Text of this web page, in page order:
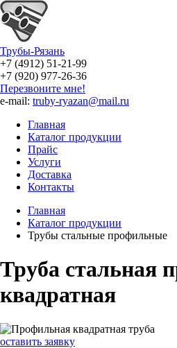
Трубы-Рязань
+7 (4912) 51-21-99
+7 (920) 977-26-36
Перезвоните мне!
e-mail: truby-ryazan@mail.ru
Главная
Каталог продукции
Прайс
Услуги
Доставка
Контакты
Главная
Каталог продукции
Трубы стальные профильные
Труба стальная
квадратная
оставить заявку